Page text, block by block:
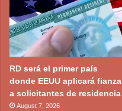
RD será el primer país
donde EEUU aplicará fianza
a solicitantes de residencia
August 7, 2026